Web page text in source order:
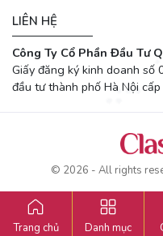
LIÊN HỆ
Công Ty Cổ Phần Đầu Tư
Giấy đăng ký kinh doanh
đầu tư thành phố Hà Nội
© 2026 - All rights
Trang chủ Danh mục